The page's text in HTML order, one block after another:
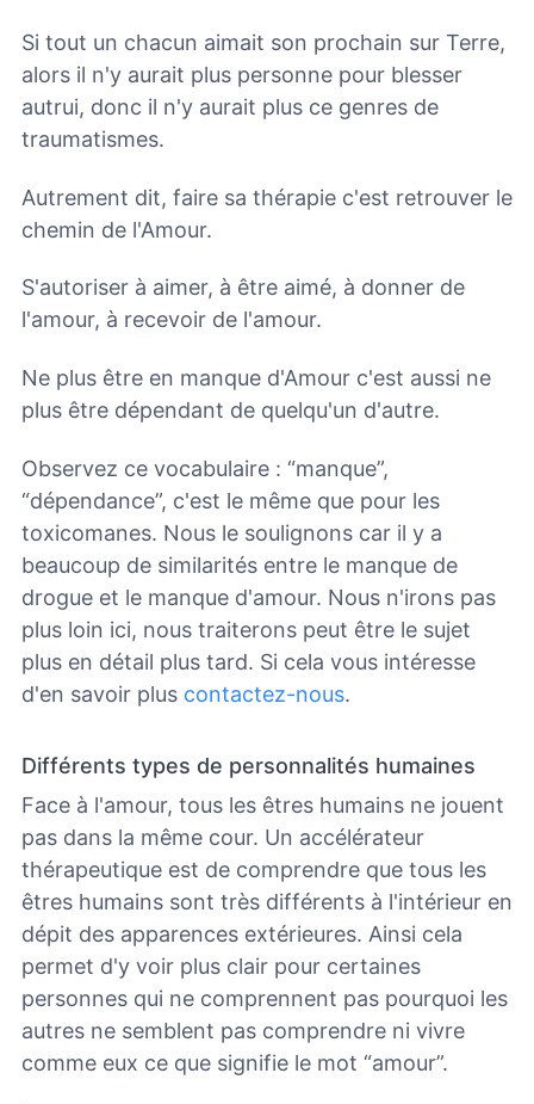
Si tout un chacun aimait son prochain sur Terre,
alors il n'y aurait plus personne pour blesser
autrui, donc il n'y aurait plus ce genres de
traumatismes.
Autrement dit, faire sa thérapie c'est retrouver le
chemin de l'Amour.
S'autoriser à aimer, à être aimé, à donner de
l'amour, à recevoir de l'amour.
Ne plus être en manque d'Amour c'est aussi ne
plus être dépendant de quelqu'un d'autre.
Observez ce vocabulaire : “manque”,
“dépendance”, c'est le même que pour les
toxicomanes. Nous le soulignons car il y a
beaucoup de similarités entre le manque de
drogue et le manque d'amour. Nous n'irons pas
plus loin ici, nous traiterons peut être le sujet
plus en détail plus tard. Si cela vous intéresse
d'en savoir plus contactez-nous.
Différents types de personnalités humaines
Face à l'amour, tous les êtres humains ne jouent
pas dans la même cour. Un accélérateur
thérapeutique est de comprendre que tous les
êtres humains sont très différents à l'intérieur en
dépit des apparences extérieures. Ainsi cela
permet d'y voir plus clair pour certaines
personnes qui ne comprennent pas pourquoi les
autres ne semblent pas comprendre ni vivre
comme eux ce que signifie le mot “amour”.